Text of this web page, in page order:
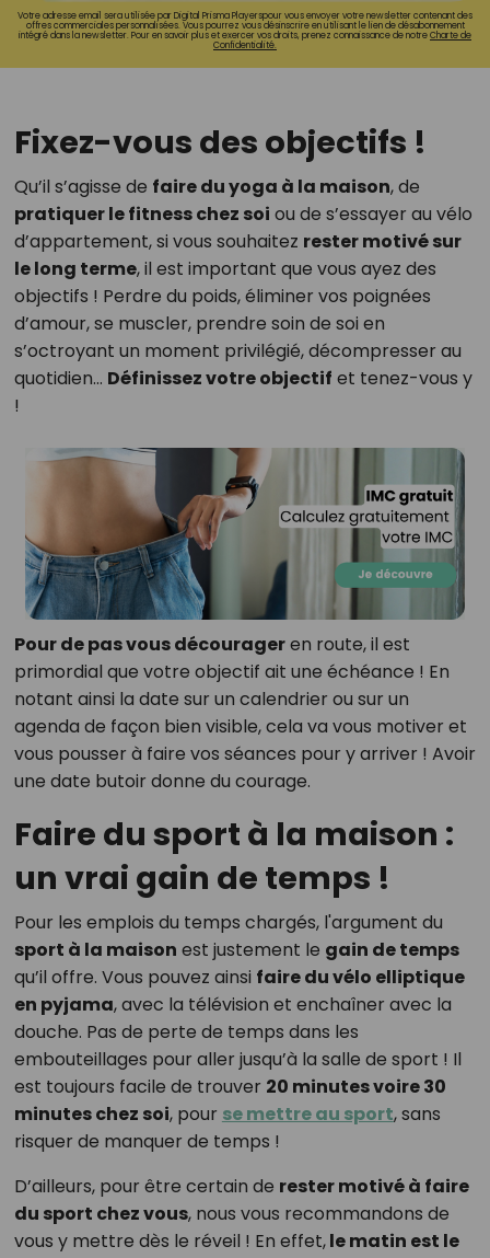
Votre adresse email sera utilisée par Digital Prisma Playerspour vous envoyer votre newsletter contenant des
offres commerciales personnalisées. Vous pourrez vous désinscrire en utilisant le lien de désabonnement
intégré dans la newsletter. Pour en savoir plus et exercer vos droits, prenez connaissance de notreCharte de
Confidentialité.
Fixez-vous des objectifs !
Qu’il s’agisse de faire du yoga à la maison, de
pratiquer le fitness chez soi ou de s’essayer au vélo
d’appartement, si vous souhaitez rester motivé sur
le long terme, il est important que vous ayez des
objectifs ! Perdre du poids, éliminer vos poignées
d’amour, se muscler, prendre soin de soi en
s’octroyant un moment privilégié, décompresser au
quotidien… Définissez votre objectif et tenez-vous y
!
Pour de pas vous décourageren route, il est
primordial que votre objectif ait une échéance ! En
notant ainsi la date sur un calendrier ou sur un
agenda de façon bien visible, cela va vous motiver et
vous pousser à faire vos séances pour y arriver ! Avoir
une date butoir donne du courage.
Faire du sport à la maison :
un vrai gain de temps !
Pour les emplois du temps chargés, l'argument du
sport à la maison est justement le gain de temps
qu’il offre. Vous pouvez ainsi faire du vélo elliptique
en pyjama, avec la télévision et enchaîner avec la
douche. Pas de perte de temps dans les
embouteillages pour aller jusqu’à la salle de sport ! Il
est toujours facile de trouver 20 minutes voire 30
minutes chez soi, pour se mettre au sport, sans
risquer de manquer de temps !
D’ailleurs, pour être certain de rester motivé à faire
du sport chez vous, nous vous recommandons de
vous y mettre dès le réveil ! En effet,le matin est le